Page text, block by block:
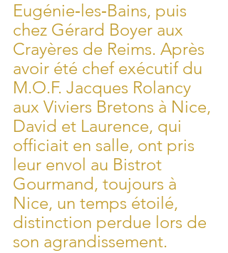
Eugénie‑les‑Bains, puis
chez Gérard Boyer aux
Crayères de Reims. Après
avoir été chef exécutif du
M.O.F. Jacques Rolancy
aux Viviers Bretons à Nice,
David et Laurence, qui
officiait en salle, ont pris
leur envol au Bistrot
Gourmand, toujours à
Nice, un temps étoilé,
distinction perdue lors de
son agrandissement.